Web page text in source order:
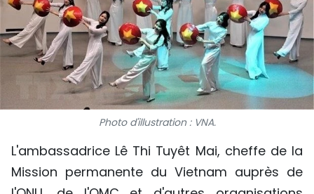
INTERNATIONAL
MÉGASTORIE
INFOGRAPHIE
PHOTO
VIDÉO
Photo d'illustration : VNA.
L'ambassadrice Lê Thi Tuyêt Mai, cheffe de la
Mission permanente du Vietnam auprès de